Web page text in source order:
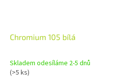
Chromium 105 bílá
Skladem odesíláme 2-5 dnů
(>5 ks)